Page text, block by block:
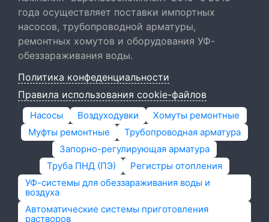
года осуществляет поставки импортных
насосов, трубопроводной арматуры,
ремонтных хомутов и оборудования УФ-
обеззараживания воды.
Политика конфеденциальности
Правила использования cookie-файлов
Насосы Воздуходувки
Хомуты ремонтные
Муфты ремонтные
Трубопроводная арматура
Запорно-регулирующая арматура
Труба ПНД (ПЭ)
Регистры отопления
УФ-системы для обеззараживания воды и
воздуха
Автоматические системы приготовления
растворов